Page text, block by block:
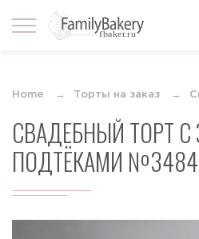
Home Торты на заказ
СВАДЕБНЫЙ ТОРТ
ПОДТЁКАМИ №3484